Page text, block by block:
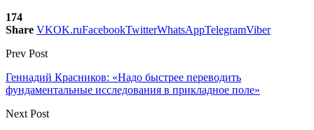
174
Share VKOK.ruFacebookTwitterWhatsAppTelegramViber
Prev Post
Геннадий Красников: «Надо быстрее переводить
фундаментальные исследования в прикладное поле»
Next Post